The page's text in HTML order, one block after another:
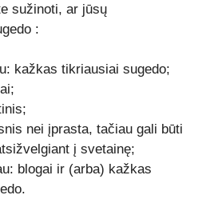
sužinoti, ar jūsų
:
kažkas tikriausiai sugedo;
nei įprasta, tačiau gali būti
į svetainę;
blogai ir (arba) kažkas